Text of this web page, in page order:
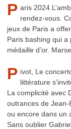
P aris
rendez-vous.
jeux de Paris a
Paris bashing qui a
médaille d’or.
P ivot, Le
littérature
La complicité avec
outrances de
ou encore dans un
Sans oublier